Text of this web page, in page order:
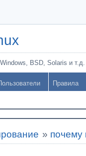
BSD, Solaris и т.д.
Правила
» почему